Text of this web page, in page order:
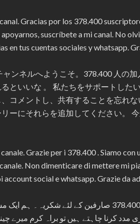
Gracias por los 378.400
apoyarnos, suscríbete a mi canal. No
en tus cuentas sociales y whatsapp.
ンネルへようこそ。378.400 人の
といいな 。 私たちをサポートした
コメントし、共有することを忘れ
ーにそれらを追加してください。
Grazie per i 378.400 . Siamo con
Non dimenticare di mettere mi
social e whatsapp. Grazie da
ہیلو دوستو . میرے چینل میں خوش آمدید۔ 378.400
مدد کرنا چاہتے ہیں تو براہ کرم میرے